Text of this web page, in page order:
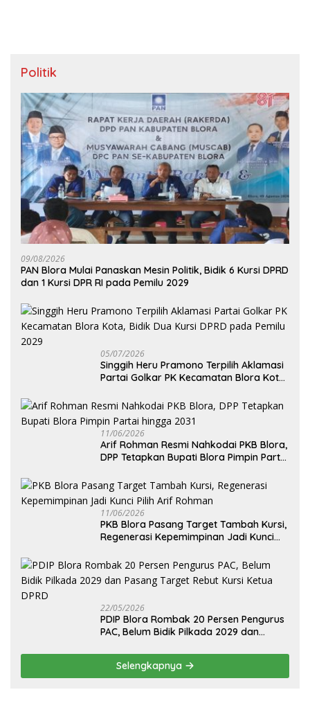
Politik
09/08/2026
‎PAN Blora Mulai Panaskan Mesin Politik, Bidik 6 Kursi DPRD
dan 1 Kursi DPR RI pada Pemilu 2029
05/07/2026
Singgih Heru Pramono Terpilih Aklamasi
Partai Golkar PK Kecamatan Blora Kota,
11/06/2026
Arif Rohman Resmi Nahkodai PKB Blora,
DPP Tetapkan Bupati Blora Pimpin Partai
11/06/2026
PKB Blora Pasang Target Tambah Kursi,
Regenerasi Kepemimpinan Jadi Kunci
22/05/2026
PDIP Blora Rombak 20 Persen Pengurus
PAC, Belum Bidik Pilkada 2029 dan
Selengkapnya